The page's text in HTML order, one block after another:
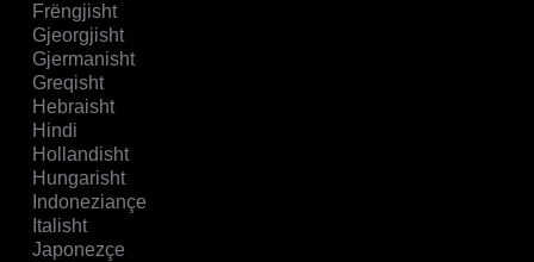
Frëngjisht
Gjeorgjisht
Gjermanisht
Greqisht
Hebraisht
Hindi
Hollandisht
Hungarisht
Indoneziançe
Italisht
Japonezçe